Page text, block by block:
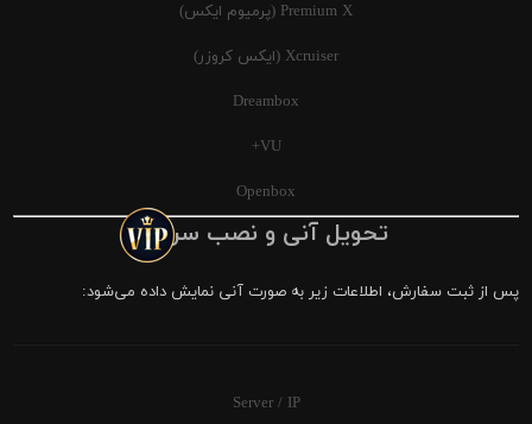
Premium X (پرمیوم ایکس)
Xcruiser (ایکس کروزر)
Dreambox
VU+
Openbox
تحویل آنی و نصب سریع
پس از ثبت سفارش، اطلاعات زیر به صورت آنی نمایش داده می‌شود:
Server / IP